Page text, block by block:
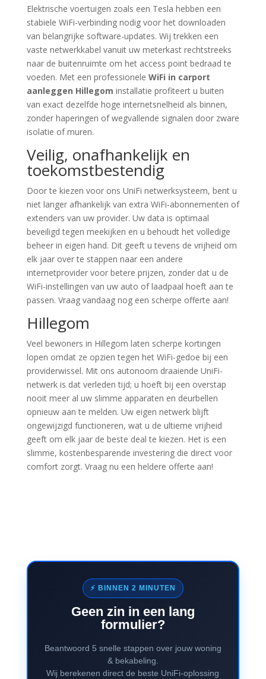
Elektrische voertuigen zoals een Tesla hebben een
stabiele WiFi-verbinding nodig voor het downloaden
van belangrijke software-updates. Wij trekken een
vaste netwerkkabel vanuit uw meterkast rechtstreeks
naar de buitenruimte om het access point bedraad te
voeden. Met een professionele WiFi in carport
aanleggen Hillegom installatie profiteert u buiten
van exact dezelfde hoge internetsnelheid als binnen,
zonder haperingen of wegvallende signalen door zware
isolatie of muren.
Veilig, onafhankelijk en
toekomstbestendig
Door te kiezen voor ons UniFi netwerksysteem, bent u
niet langer afhankelijk van extra WiFi-abonnementen of
extenders van uw provider. Uw data is optimaal
beveiligd tegen meekijken en u behoudt het volledige
beheer in eigen hand. Dit geeft u tevens de vrijheid om
elk jaar over te stappen naar een andere
internetprovider voor betere prijzen, zonder dat u de
WiFi-instellingen van uw auto of laadpaal hoeft aan te
passen. Vraag vandaag nog een scherpe offerte aan!
Hillegom
Veel bewoners in Hillegom laten scherpe kortingen
lopen omdat ze opzien tegen het WiFi-gedoe bij een
providerwissel. Mit ons autonoom draaiende UniFi-
netwerk is dat verleden tijd; u hoeft bij een overstap
nooit meer al uw slimme apparaten en deurbellen
opnieuw aan te melden. Uw eigen netwerk blijft
ongewijzigd functioneren, wat u de ultieme vrijheid
geeft om elk jaar de beste deal te kiezen. Het is een
slimme, kostenbesparende investering die direct voor
comfort zorgt. Vraag nu een heldere offerte aan!
⚡ BINNEN 2 MINUTEN
Geen zin in een lang
formulier?
Beantwoord 5 snelle stappen over jouw woning
& bekabeling.
Wij berekenen direct de beste UniFi-oplossing